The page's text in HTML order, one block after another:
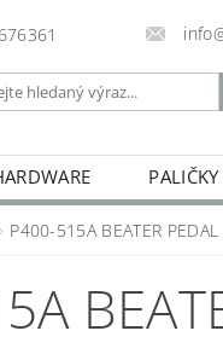
PALIČKY
P400-515A BEATER PEDAL